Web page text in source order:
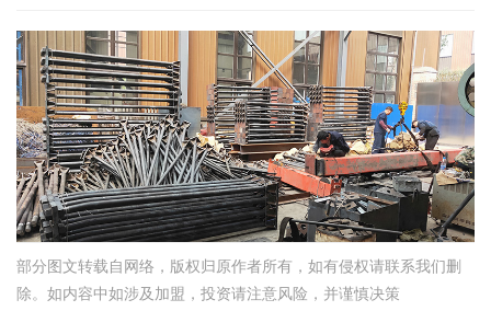
部分图文转载自网络，版权归原作者所有，如有侵权请联系我们删
除。如内容中如涉及加盟，投资请注意风险，并谨慎决策